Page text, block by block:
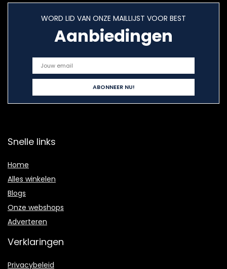
WORD LID VAN ONZE MAILLIJST VOOR BEST
Aanbiedingen
Snelle links
Home
Alles winkelen
Blogs
Onze webshops
Adverteren
Verklaringen
Privacybeleid